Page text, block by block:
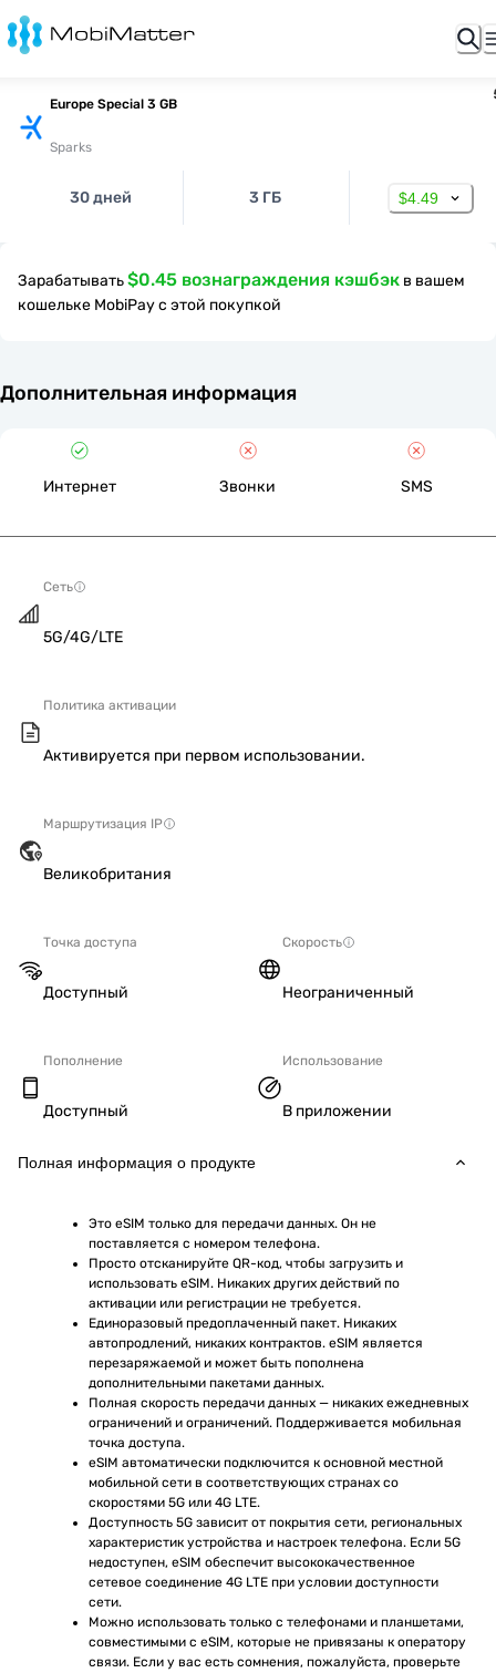
Europe Special 3 GB
Sparks
30 дней 3 ГБ $4.49
Зарабатывать$0.45 вознаграждения кэшбэк в вашем
кошельке MobiPay с этой покупкой
Дополнительная информация
Интернет Звонки SMS
Сеть
5G/4G/LTE
Политика активации
Активируется при первом использовании.
Маршрутизация IP
Великобритания
Точка доступа
Доступный
Скорость
Неограниченный
Пополнение
Доступный
Использование
В приложении
Полная информация о продукте
Это eSIM только для передачи данных. Он не
поставляется с номером телефона.
Просто отсканируйте QR-код, чтобы загрузить и
использовать eSIM. Никаких других действий по
активации или регистрации не требуется.
Единоразовый предоплаченный пакет. Никаких
автопродлений, никаких контрактов. eSIM является
перезаряжаемой и может быть пополнена
дополнительными пакетами данных.
Полная скорость передачи данных — никаких ежедневных
ограничений и ограничений. Поддерживается мобильная
точка доступа.
eSIM автоматически подключится к основной местной
мобильной сети в соответствующих странах со
скоростями 5G или 4G LTE.
Доступность 5G зависит от покрытия сети, региональных
характеристик устройства и настроек телефона. Если 5G
недоступен, eSIM обеспечит высококачественное
сетевое соединение 4G LTE при условии доступности
сети.
Можно использовать только с телефонами и планшетами,
совместимыми с eSIM, которые не привязаны к оператору
связи. Если у вас есть сомнения, пожалуйста, проверьте